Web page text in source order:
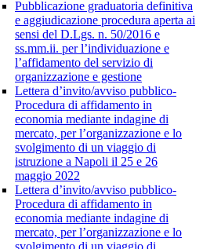
Pubblicazione graduatoria definitiva
e aggiudicazione procedura aperta ai
sensi del D.Lgs. n. 50/2016 e
ss.mm.ii. per l’individuazione e
l’affidamento del servizio di
organizzazione e gestione
Lettera d’invito/avviso pubblico-
Procedura di affidamento in
economia mediante indagine di
mercato, per l’organizzazione e lo
svolgimento di un viaggio di
istruzione a Napoli il 25 e 26
maggio 2022
Lettera d’invito/avviso pubblico-
Procedura di affidamento in
economia mediante indagine di
mercato, per l’organizzazione e lo